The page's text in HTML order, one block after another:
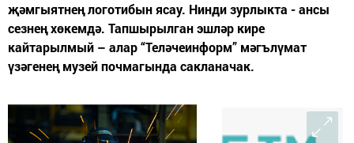
җәмгыятнең логотибын ясау. Нинди зурлыкта - ансы
сезнең хөкемдә. Тапшырылган эшләр кире
кайтарылмый – алар “Теләчеинформ” мәгълүмат
үзәгенең музей почмагында сакланачак.